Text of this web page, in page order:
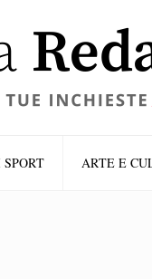
ARTE E